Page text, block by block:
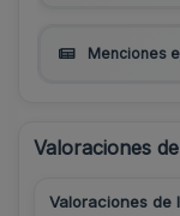
Menciones
Valoraciones
Valoraciones de